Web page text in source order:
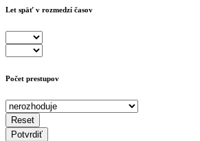
Let späť v rozmedzí časov
Počet prestupov
Reset
Potvrdiť